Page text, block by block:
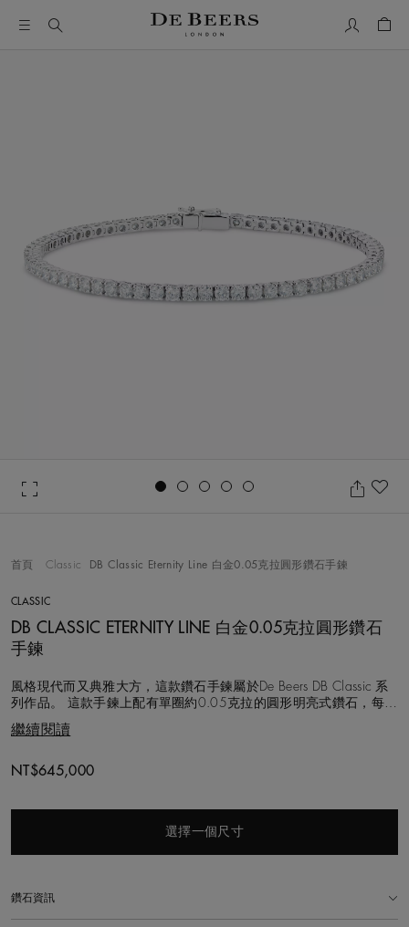
首頁 Classic DB Classic Eternity Line 白金0.05克拉圓形鑽石手鍊
CLASSIC
DB CLASSIC ETERNITY LINE 白金0.05克拉圓形鑽石
手鍊
風格現代而又典雅大方，這款鑽石手鍊屬於De Beers DB Classic 系
列作品。 這款手鍊上配有單圈約0.05克拉的圓形明亮式鑽石，每顆
嵌於18K白金底座上，烘托美鑽迎向光線，使其本真純粹的亮光得
需
繼續閱讀
Original price
NT$645,000
選擇一個尺寸
鑽石資訊